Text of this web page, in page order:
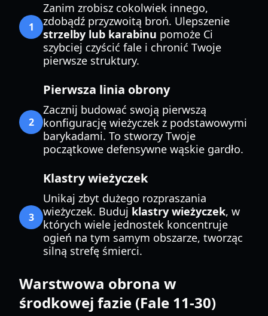
1
Zanim zrobisz cokolwiek innego,
zdobądź przyzwoitą broń. Ulepszenie
strzelby lub karabinu pomoże Ci
szybciej czyścić fale i chronić Twoje
pierwsze struktury.
2
Pierwsza linia obrony
Zacznij budować swoją pierwszą
konfigurację wieżyczek z podstawowymi
barykadami. To stworzy Twoje
początkowe defensywne wąskie gardło.
3
Klastry wieżyczek
Unikaj zbyt dużego rozpraszania
wieżyczek. Buduj klastry wieżyczek, w
których wiele jednostek koncentruje
ogień na tym samym obszarze, tworząc
silną strefę śmierci.
Warstwowa obrona w
środkowej fazie (Fale 11-30)